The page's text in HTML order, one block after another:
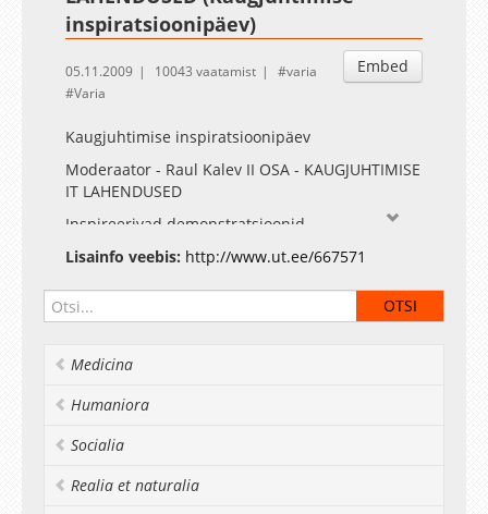
inspiratsioonipäev)
Embed
05.11.2009 10043 vaatamist
varia
Varia
Kaugjuhtimise inspiratsioonipäev
Moderaator - Raul Kalev II OSA - KAUGJUHTIMISE
IT LAHENDUSED
Inspireerivad demonstratsioonid
suhtlusvahenditest ja -keskkondadest,
virtuaalsest kohal olemisest SA Vaata Maailma,
Skype, HT Comp
Mart Parve - Kaugtöö IT-lahendused,
Martin Rand - Skype ärisuhtluses ja kaugtöös
Monika Saarmann - elektrooniline
Lisainfo veebis: http://www.ut.ee/667571
Medicina
Humaniora
Socialia
Realia et naturalia